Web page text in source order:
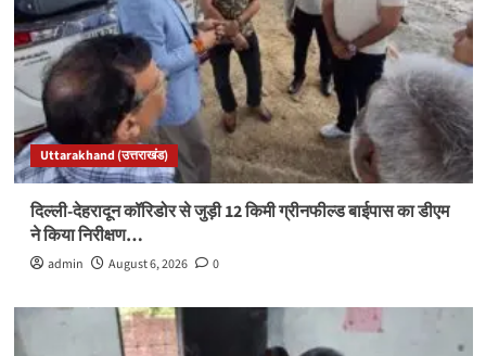
Uttarakhand (उत्तराखंड)
दिल्ली-देहरादून कॉरिडोर से जुड़ी 12 किमी ग्रीनफील्ड बाईपास का डीएम
ने किया निरीक्षण…
admin August 6, 2026 0